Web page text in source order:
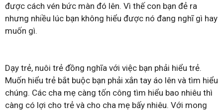
được cách vén bức màn đó lên. Vì thế con bạn đẻ ra
nhưng nhiều lúc bạn không hiểu được nó đang nghĩ gì hay
muốn gì.
Dạy trẻ, nuôi trẻ đồng nghĩa với việc bạn phải hiểu trẻ.
Muốn hiểu trẻ bắt buộc bạn phải xắn tay áo lên và tìm hiểu
chúng. Các cha mẹ càng tốn công tìm hiểu bao nhiêu thì
càng có lợi cho trẻ và cho cha mẹ bấy nhiêu. Với mong